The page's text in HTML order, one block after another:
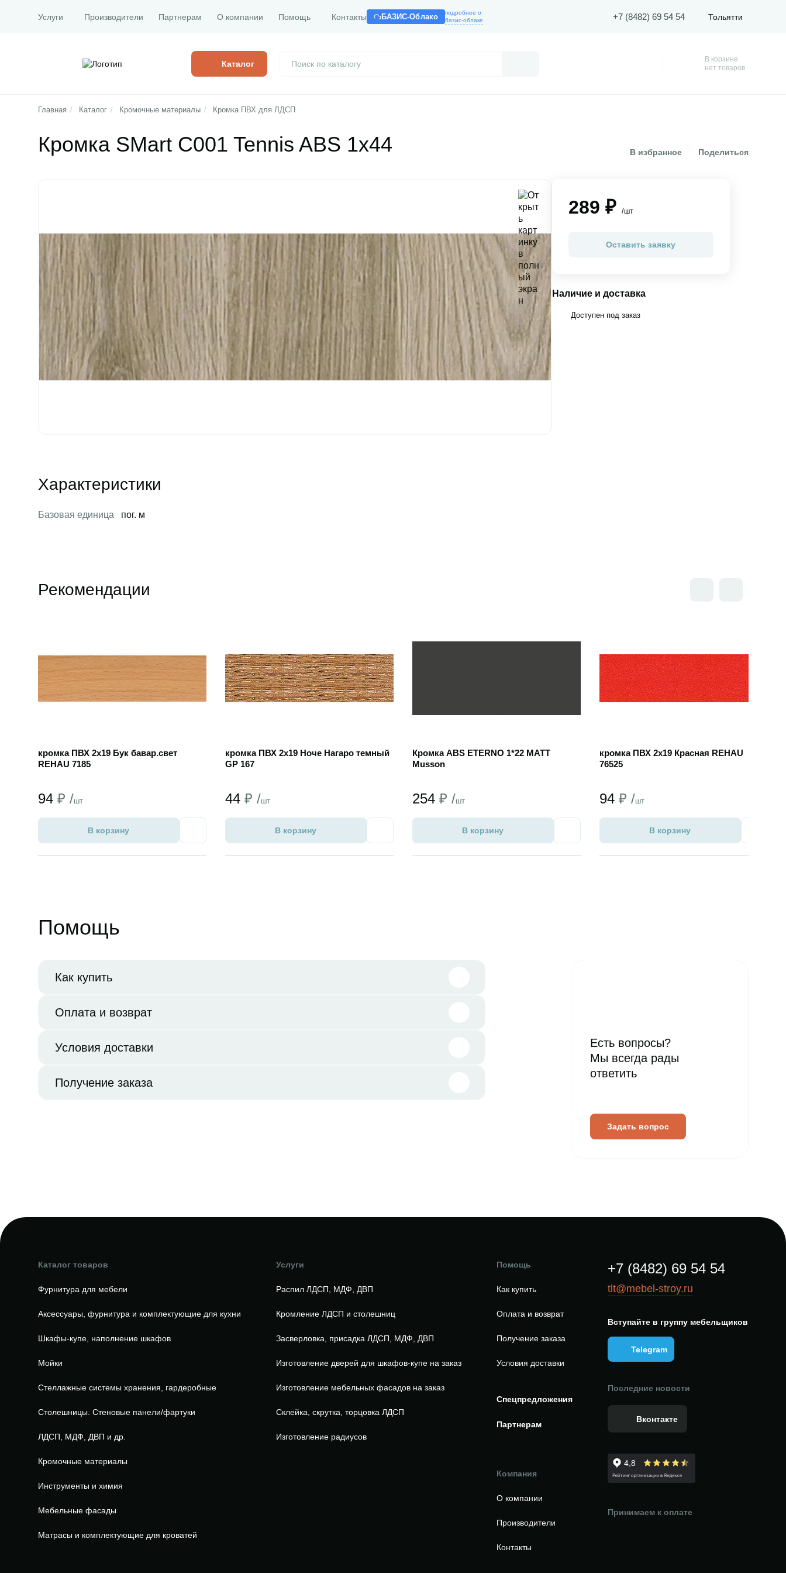
Услуги Производители Партнерам О компании Помощь Контакты БАЗИС-Облако
подробнее о
базис-облаке
+7 (8482) 69 54 54 Тольятти
Каталог Корзина
В корзине
нет товаров
Главная / Каталог / Кромочные материалы / Кромка ПВХ для ЛДСП
Кромка SMart C001 Tennis ABS 1x44 В избранное Поделиться
289 ₽ /шт
Оставить заявку
Наличие и доставка
Доступен под заказ
Характеристики
Базовая единица пог. м
Рекомендации
кромка ПВХ 2х19 Бук бавар.свет
REHAU 7185
94 ₽ /шт
В корзину
кромка ПВХ 2х19 Ноче Нагаро темный
GP 167
44 ₽ /шт
В корзину
Кромка ABS ETERNO 1*22 MATT
Musson
254 ₽ /шт
В корзину
кромка ПВХ 2х19 Красная REHAU
76525
94 ₽ /шт
В корзину
Помощь
Как купить
Оплата и возврат
Условия доставки
Получение заказа
Есть вопросы?
Мы всегда рады
ответить
Задать вопрос
Каталог товаров
Фурнитура для мебели
Аксессуары, фурнитура и комплектующие для кухни
Шкафы-купе, наполнение шкафов
Мойки
Стеллажные системы хранения, гардеробные
Столешницы. Стеновые панели/фартуки
ЛДСП, МДФ, ДВП и др.
Кромочные материалы
Инструменты и химия
Мебельные фасады
Матрасы и комплектующие для кроватей
Услуги
Распил ЛДСП, МДФ, ДВП
Кромление ЛДСП и столешниц
Засверловка, присадка ЛДСП, МДФ, ДВП
Изготовление дверей для шкафов-купе на заказ
Изготовление мебельных фасадов на заказ
Склейка, скрутка, торцовка ЛДСП
Изготовление радиусов
Помощь
Как купить
Оплата и возврат
Получение заказа
Условия доставки
Спецпредложения
Партнерам
Компания
О компании
Производители
Контакты
+7 (8482) 69 54 54
tlt@mebel-stroy.ru
Вступайте в группу мебельщиков
Telegram
Последние новости
Вконтакте
Принимаем к оплате